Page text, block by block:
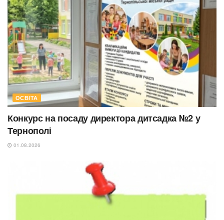
ОСВІТА
Конкурс на посаду директора дитсадка №2 у
Тернополі
01.08.2026